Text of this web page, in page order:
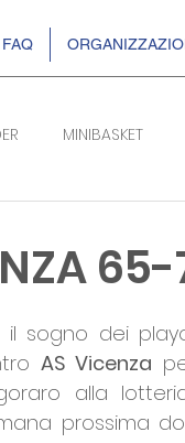
MINIBASKET
65-
sogno dei
AS Vicenza
alla
prossima